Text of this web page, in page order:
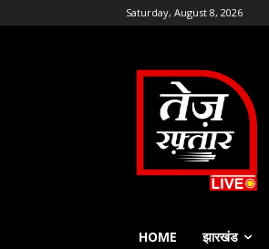
Saturday, August 8, 2026
HOME झारखंड